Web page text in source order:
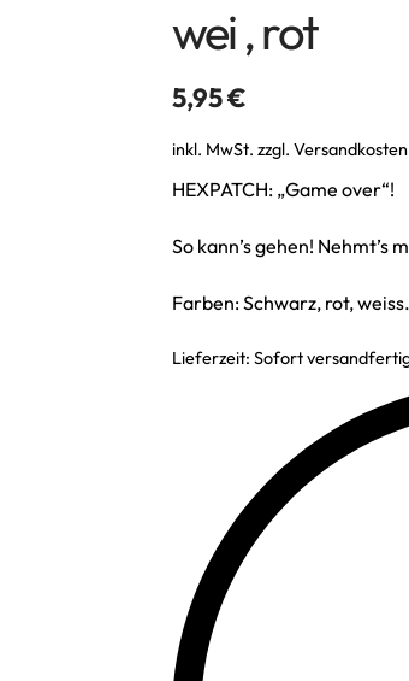
wei , rot
5,95€
inkl. MwSt. zzgl. Versandkosten
HEXPATCH: „Game over“!
So kann’s gehen!
Farben: Schwarz, rot,
Lieferzeit: Sofort